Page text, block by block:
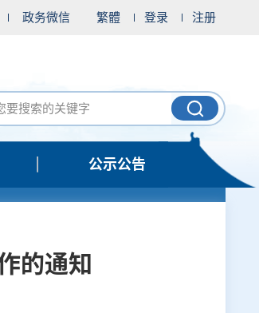
政务微信 繁體 登录 注册
公示公告
的通知